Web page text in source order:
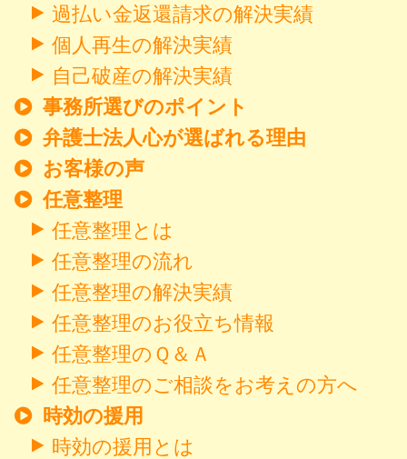
過払い金返還請求の解決実績
個人再生の解決実績
自己破産の解決実績
事務所選びのポイント
弁護士法人心が選ばれる理由
お客様の声
任意整理
任意整理とは
任意整理の流れ
任意整理の解決実績
任意整理のお役立ち情報
任意整理のＱ＆Ａ
任意整理のご相談をお考えの方へ
時効の援用
時効の援用とは